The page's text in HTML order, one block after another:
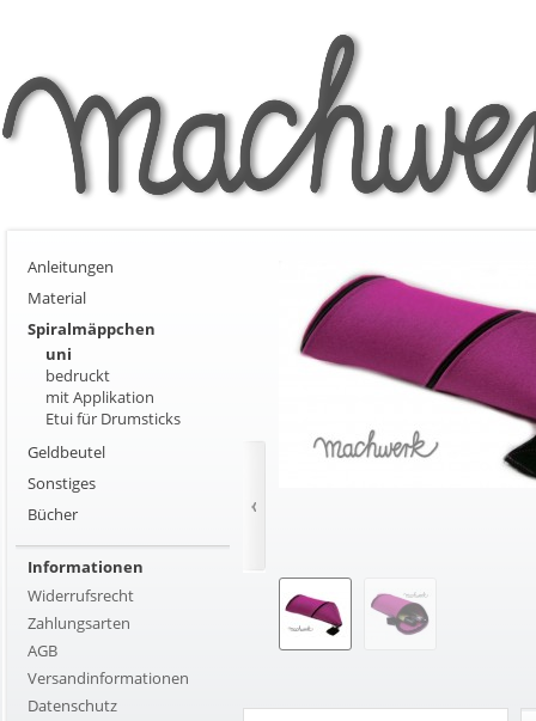
Anleitungen
Material
Spiralmäppchen
uni
bedruckt
mit Applikation
Etui für Drumsticks
Geldbeutel
Sonstiges
Bücher
Informationen
Widerrufsrecht
Zahlungsarten
AGB
Versandinformationen
Datenschutz